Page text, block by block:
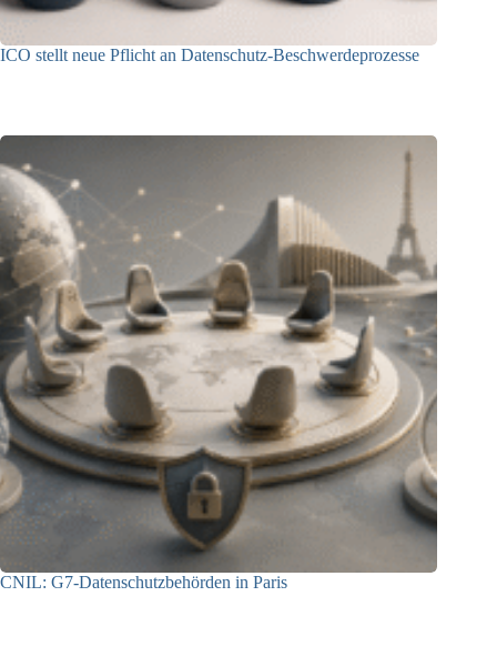
ICO stellt neue Pflicht an Datenschutz-Beschwerdeprozesse
CNIL: G7-Datenschutzbehörden in Paris